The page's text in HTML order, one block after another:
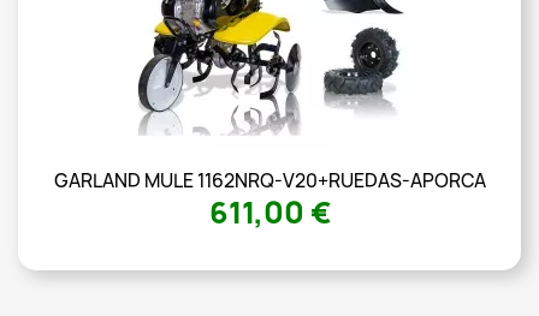
GARLAND MULE 1162NRQ-V20+RUEDAS-APORCA
611,00 €